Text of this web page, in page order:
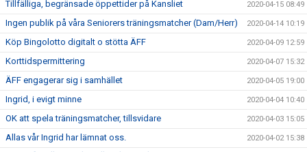
Tillfälliga, begränsade öppettider på Kansliet 2020-04-15 08:49
Ingen publik på våra Seniorers träningsmatcher (Dam/Herr) 2020-04-14 10:19
Köp Bingolotto digitalt o stötta ÄFF 2020-04-09 12:59
Korttidspermittering 2020-04-07 15:32
ÄFF engagerar sig i samhället 2020-04-05 19:00
Ingrid, i evigt minne 2020-04-04 10:40
OK att spela träningsmatcher, tillsvidare 2020-04-03 15:05
Allas vår Ingrid har lämnat oss. 2020-04-02 15:38